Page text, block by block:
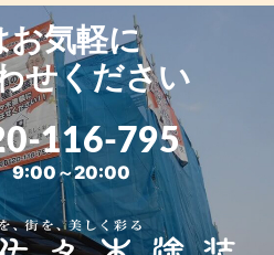
お気軽に
せください
116-795
9:00～20:00